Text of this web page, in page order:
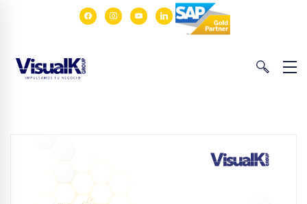
facebookinstagram
youtubelinkedin